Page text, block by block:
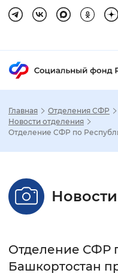
Настройка
Стандартный
Главная Отделения СФР
Новости отделения
Отделение СФР по
Отделение СФР
Башкортостан